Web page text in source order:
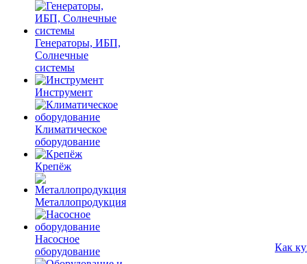
Генераторы, ИБП,
Солнечные
системы
Инструмент
Климатическое
оборудование
Крепёж
Металлопродукция
Насосное
оборудование
Как